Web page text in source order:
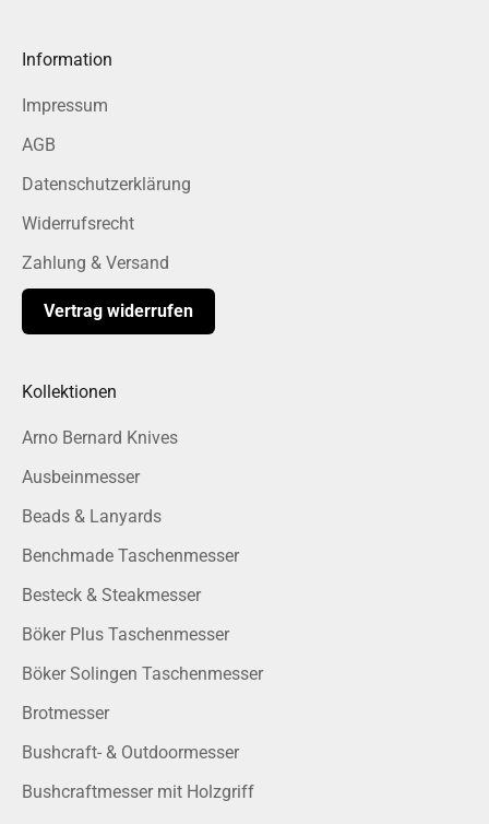
Information
Impressum
AGB
Datenschutzerklärung
Widerrufsrecht
Zahlung & Versand
Vertrag widerrufen
Kollektionen
Arno Bernard Knives
Ausbeinmesser
Beads & Lanyards
Benchmade Taschenmesser
Besteck & Steakmesser
Böker Plus Taschenmesser
Böker Solingen Taschenmesser
Brotmesser
Bushcraft- & Outdoormesser
Bushcraftmesser mit Holzgriff